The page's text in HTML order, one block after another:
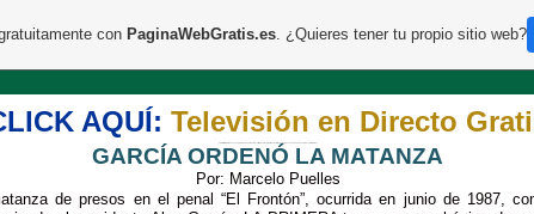
AQUÍ: Televisión en Directo
GARCÍA ORDENÓ LA MATANZA
Por: Marcelo Puelles
de presos en el penal “El Frontón”, ocurrida en junio de 1987,
con PaginaWebGratis.es. ¿Quieres tener tu propio sitio web?